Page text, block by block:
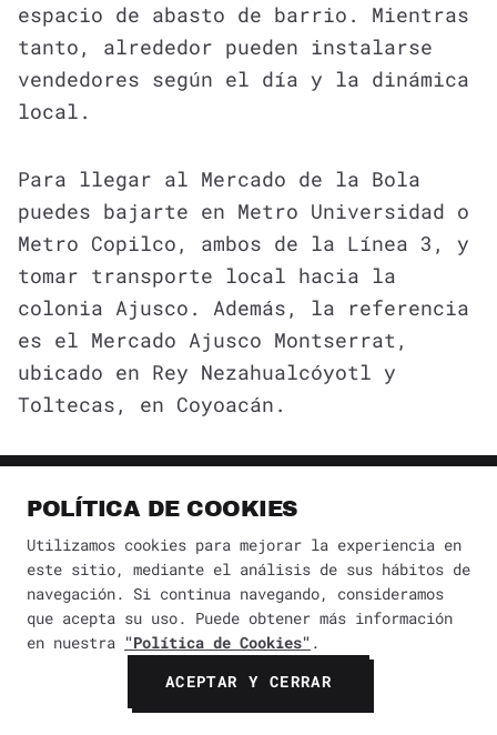
espacio de abasto de barrio. Mientras
tanto, alrededor pueden instalarse
vendedores según el día y la dinámica
local.
Para llegar al Mercado de la Bola
puedes bajarte en Metro Universidad o
Metro Copilco, ambos de la Línea 3, y
tomar transporte local hacia la
colonia Ajusco. Además, la referencia
es el Mercado Ajusco Montserrat,
ubicado en Rey Nezahualcóyotl y
Toltecas, en Coyoacán.
En esta zona se compra fruta,
verdura, carne, queso, crema,
piñatas, ropa, productos para casa y
comida preparada. Además, es menos
útil para quien busca antigüedades o
ropa de paca. Sin embargo, es muy
bueno para entender cómo funcionan
POLÍTICA DE COOKIES
Utilizamos cookies para mejorar la experiencia en
este sitio, mediante el análisis de sus hábitos de
navegación. Si continua navegando, consideramos
que acepta su uso. Puede obtener más información
en nuestra "Política de Cookies" .
ACEPTAR Y CERRAR